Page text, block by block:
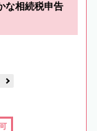
な相続税申告